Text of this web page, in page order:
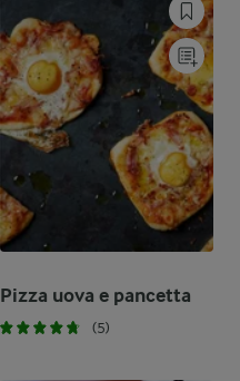
Pizza uova e pancetta
(5)